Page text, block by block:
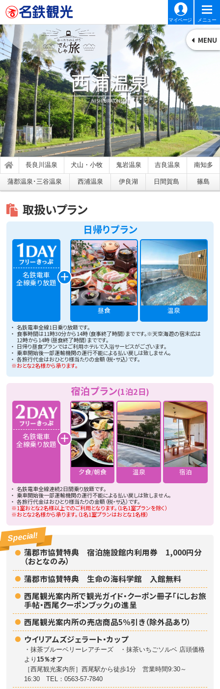
マイページ メニュー
でんしゃ旅 電車+旅館・ホテ
西浦温泉
NISHIURA ONSEN
長良川温泉 犬山・小牧 鬼岩温泉 吉良温泉 南知多
蒲郡温泉･三谷温泉 西浦温泉 伊良湖 日間賀島 篠島
取扱いプラン
日帰りプラン
名鉄電車
全線乗り放題
昼食 温泉
名鉄電車全線1日乗り放題です。
食事時間は11時30分から14時（食事終了時間）までです。※天空海遊の宿末広は
12時から14時（昼食終了時間）までです。
日帰り昼食プランではご利用ホテルで入浴サービスがございます。
乗車開始後一部運輸機関の運行不能による払い戻しは致しません。
各旅行代金はおひとり様当たりの金額（税・サ込）です。
おとな2名様から承ります。
宿泊プラン(1泊2日)
名鉄電車
全線乗り放題
夕食/朝食 温泉 宿泊
名鉄電車全線連続2日間乗り放題です。
乗車開始後一部運輸機関の運行不能による払い戻しは致しません。
各旅行代金はおひとり様当たりの金額（税・サ込）です。
1室おとな2名様以上でのご利用となります。（1名1室プランを除く）
おとな2名様から承ります。（1名1室プランはおとな1名様）
Special!
蒲郡市協賛特典 宿泊施設館内利用券 1,000円分
（おとなのみ）
蒲郡市協賛特典 生命の海科学館 入館無料
西尾観光案内所で観光ガイド・クーポン冊子「にしお旅
手帖・西尾クーポンブック」の進呈
西尾観光案内所の売店商品5％引き（除外品あり）
ウイリアムズジェラート・カップ
・抹茶ブルーベリーレアチーズ ・抹茶いちごソルベ 店頭価格
より 15％オフ
［西尾観光案内所］西尾駅から徒歩1分 営業時間9:30～
16:30 TEL：0563-57-7840